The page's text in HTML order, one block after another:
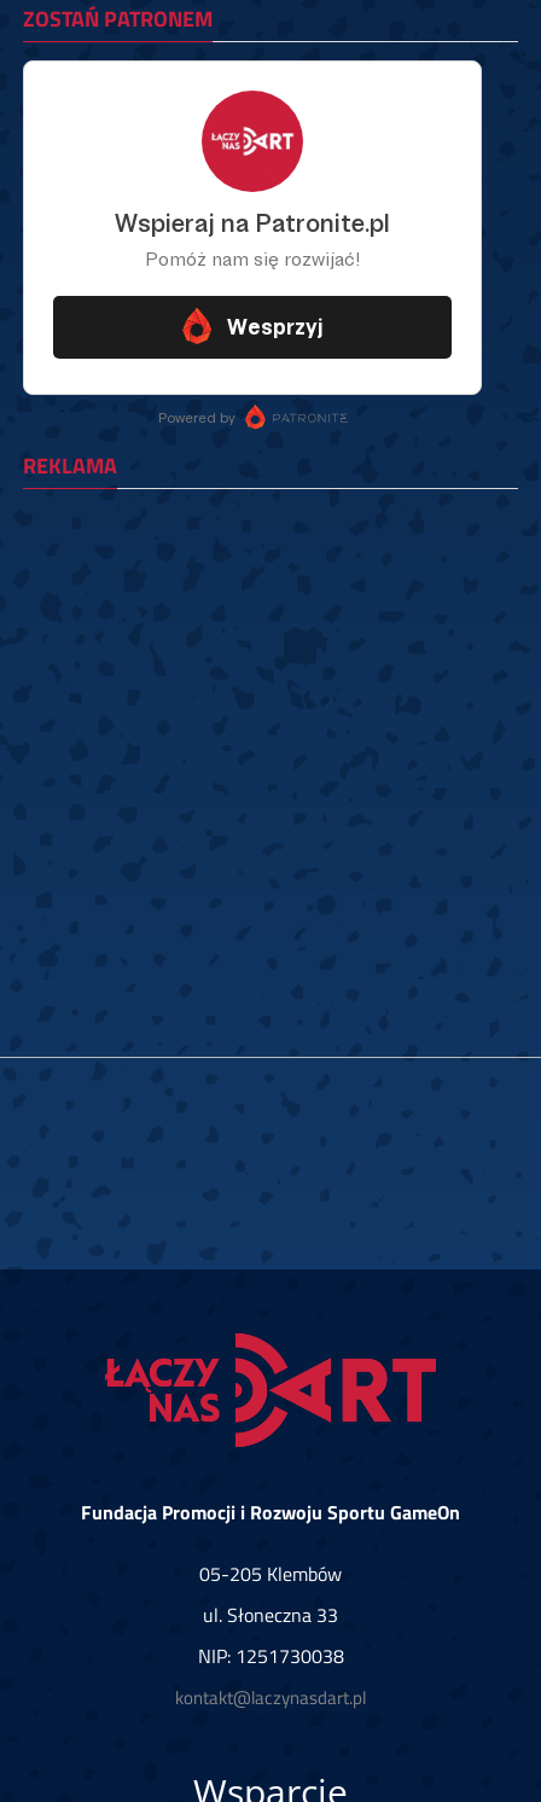
ZOSTAŃ PATRONEM
REKLAMA
Fundacja Promocji i Rozwoju Sportu GameOn
05-205 Klembów
ul. Słoneczna 33
NIP: 1251730038
kontakt@laczynasdart.pl